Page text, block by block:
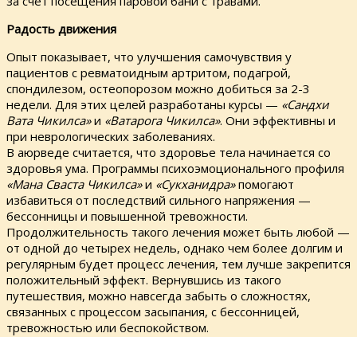
Радость движения
Опыт показывает, что улучшения самочувствия у
пациентов с ревматоидным артритом, подагрой,
спондилезом, остеопорозом можно добиться за 2-3
недели. Для этих целей разработаны курсы — «Сандхи
Вата Чикилса»и «Ватарога Чикилса». Они эффективны и
при неврологических заболеваниях.
В аюрведе считается, что здоровье тела начинается со
здоровья ума. Программы психоэмоционального профиля
«Мана Сваста Чикилса»и «Сукханидра»помогают
избавиться от последствий сильного напряжения —
бессонницы и повышенной тревожности.
Продолжительность такого лечения может быть любой —
от одной до четырех недель, однако чем более долгим и
регулярным будет процесс лечения, тем лучше закрепится
положительный эффект. Вернувшись из такого
путешествия, можно навсегда забыть о сложностях,
связанных с процессом засыпания, с бессонницей,
тревожностью или беспокойством.